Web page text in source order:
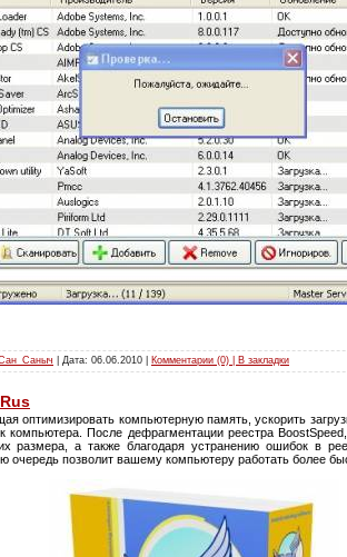
| Дата: 06.06.2010 Комментарии (0) | В закладки
оптимизировать компьютерную память, ускорить
компьютера. После дефрагментации реестра
размера, а также благодаря устранению ошибок в
очередь позволит вашему компьютеру работать более